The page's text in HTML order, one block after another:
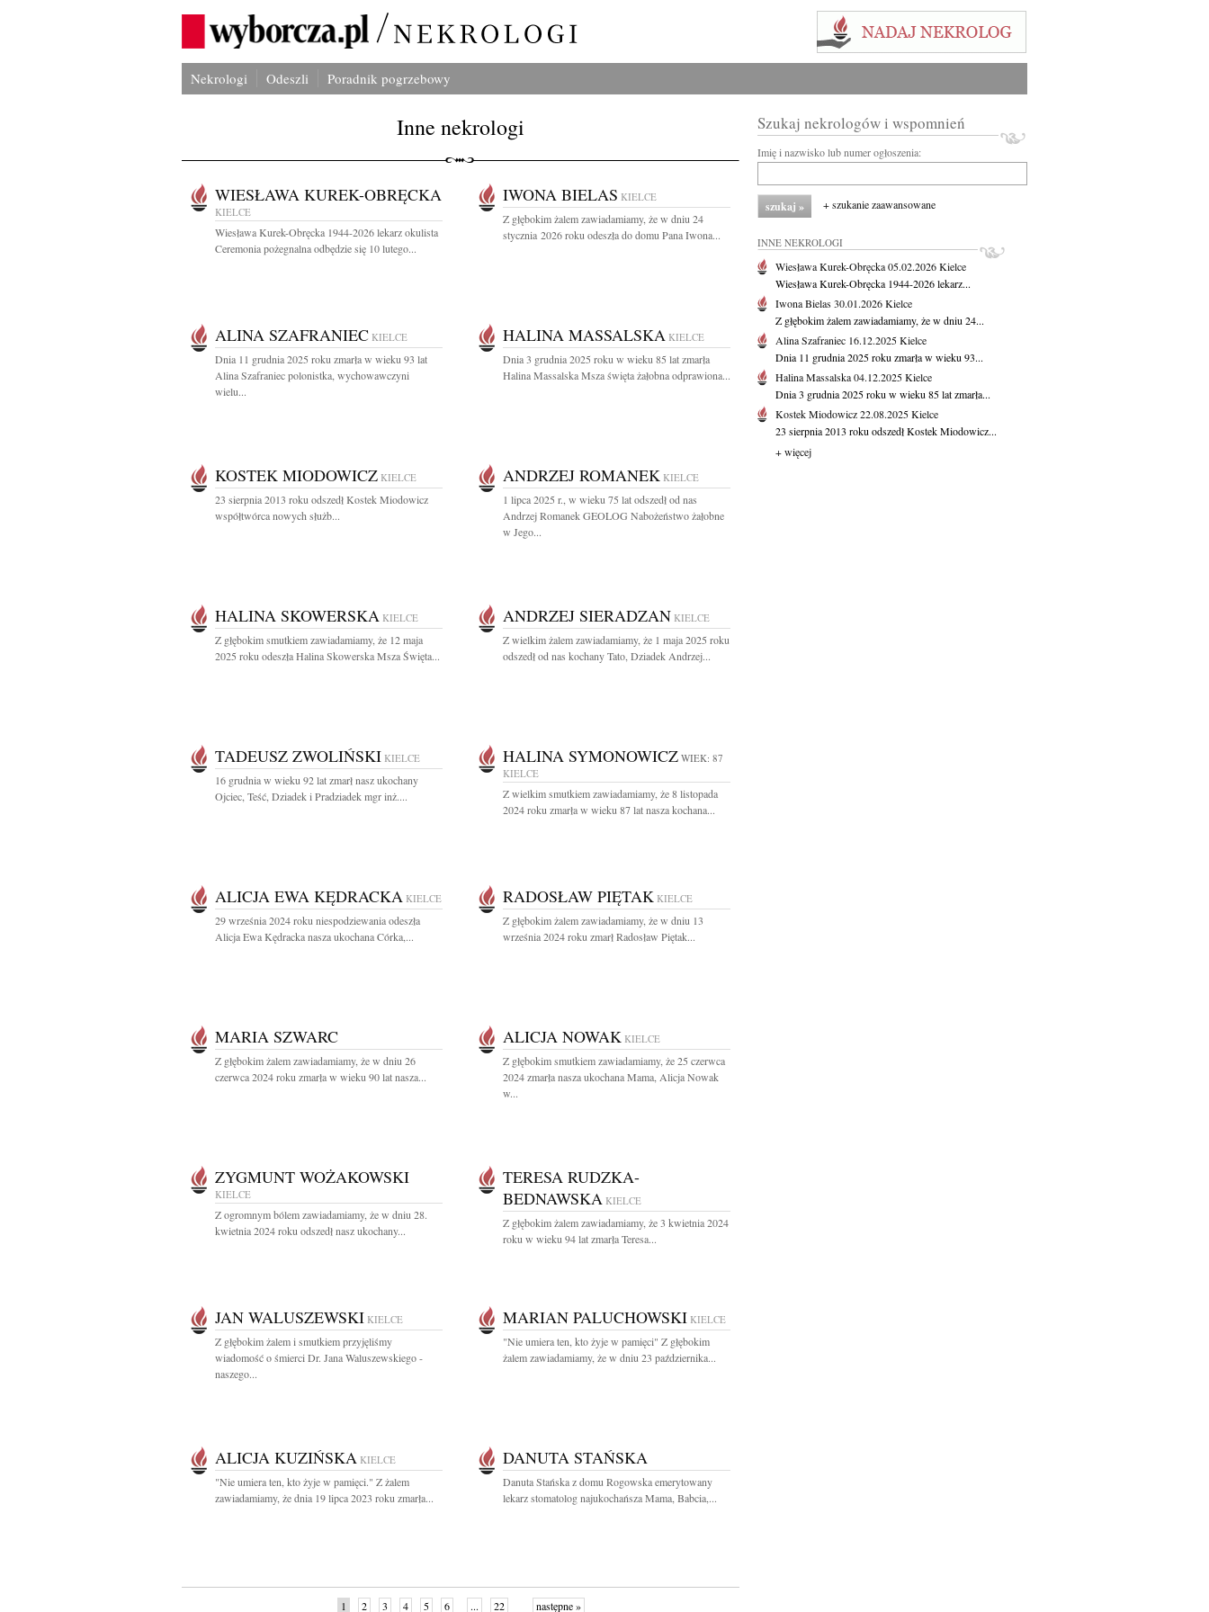
Nekrologi Odeszli Poradnik pogrzebowy
Inne nekrologi
WIESŁAWA KUREK-OBRĘCKA
KIELCE
Wiesława Kurek-Obręcka 1944-2026 lekarz okulista
Ceremonia pożegnalna odbędzie się 10 lutego...
IWONA BIELAS KIELCE
Z głębokim żalem zawiadamiamy, że w dniu 24
stycznia 2026 roku odeszła do domu Pana Iwona...
ALINA SZAFRANIEC KIELCE
Dnia 11 grudnia 2025 roku zmarła w wieku 93 lat
Alina Szafraniec polonistka, wychowawczyni
wielu...
HALINA MASSALSKA KIELCE
Dnia 3 grudnia 2025 roku w wieku 85 lat zmarła
Halina Massalska Msza święta żałobna odprawiona...
KOSTEK MIODOWICZ KIELCE
23 sierpnia 2013 roku odszedł Kostek Miodowicz
współtwórca nowych służb...
ANDRZEJ ROMANEK KIELCE
1 lipca 2025 r., w wieku 75 lat odszedł od nas
Andrzej Romanek GEOLOG Nabożeństwo żałobne
w Jego...
HALINA SKOWERSKA KIELCE
Z głębokim smutkiem zawiadamiamy, że 12 maja
2025 roku odeszła Halina Skowerska Msza Święta...
ANDRZEJ SIERADZAN KIELCE
Z wielkim żalem zawiadamiamy, że 1 maja 2025 roku
odszedł od nas kochany Tato, Dziadek Andrzej...
TADEUSZ ZWOLIŃSKI KIELCE
16 grudnia w wieku 92 lat zmarł nasz ukochany
Ojciec, Teść, Dziadek i Pradziadek mgr inż....
HALINA SYMONOWICZ WIEK: 87
KIELCE
Z wielkim smutkiem zawiadamiamy, że 8 listopada
2024 roku zmarła w wieku 87 lat nasza kochana...
ALICJA EWA KĘDRACKA KIELCE
29 września 2024 roku niespodziewania odeszła
Alicja Ewa Kędracka nasza ukochana Córka,...
RADOSŁAW PIĘTAK KIELCE
Z głębokim żalem zawiadamiamy, że w dniu 13
września 2024 roku zmarł Radosław Piętak...
MARIA SZWARC
Z głębokim żalem zawiadamiamy, że w dniu 26
czerwca 2024 roku zmarła w wieku 90 lat nasza...
ALICJA NOWAK KIELCE
Z głębokim smutkiem zawiadamiamy, że 25 czerwca
2024 zmarła nasza ukochana Mama, Alicja Nowak
w...
ZYGMUNT WOŻAKOWSKI
KIELCE
Z ogromnym bólem zawiadamiamy, że w dniu 28.
kwietnia 2024 roku odszedł nasz ukochany...
TERESA RUDZKA-
BEDNAWSKA KIELCE
Z głębokim żalem zawiadamiamy, że 3 kwietnia 2024
roku w wieku 94 lat zmarła Teresa...
JAN WALUSZEWSKI KIELCE
Z głębokim żalem i smutkiem przyjęliśmy
wiadomość o śmierci Dr. Jana Waluszewskiego -
naszego...
MARIAN PALUCHOWSKI KIELCE
"Nie umiera ten, kto żyje w pamięci" Z głębokim
żalem zawiadamiamy, że w dniu 23 października...
ALICJA KUZIŃSKA KIELCE
"Nie umiera ten, kto żyje w pamięci." Z żalem
zawiadamiamy, że dnia 19 lipca 2023 roku zmarła...
DANUTA STAŃSKA
Danuta Stańska z domu Rogowska emerytowany
lekarz stomatolog najukochańsza Mama, Babcia,...
1 2 3 4 5 6 ... 22 następne »
Szukaj nekrologów i wspomnień
Imię i nazwisko lub numer ogłoszenia:
+ szukanie zaawansowane
INNE NEKROLOGI
Wiesława Kurek-Obręcka05.02.2026Kielce
Wiesława Kurek-Obręcka 1944-2026 lekarz...
Iwona Bielas30.01.2026Kielce
Z głębokim żalem zawiadamiamy, że w dniu 24...
Alina Szafraniec 16.12.2025Kielce
Dnia 11 grudnia 2025 roku zmarła w wieku 93...
Halina Massalska04.12.2025Kielce
Dnia 3 grudnia 2025 roku w wieku 85 lat zmarła...
Kostek Miodowicz22.08.2025Kielce
23 sierpnia 2013 roku odszedł Kostek Miodowicz...
+ więcej